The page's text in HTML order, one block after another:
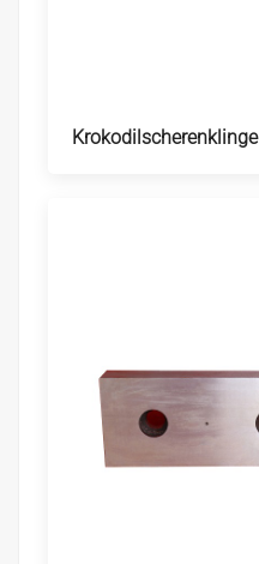
Krokodilscherenklinge